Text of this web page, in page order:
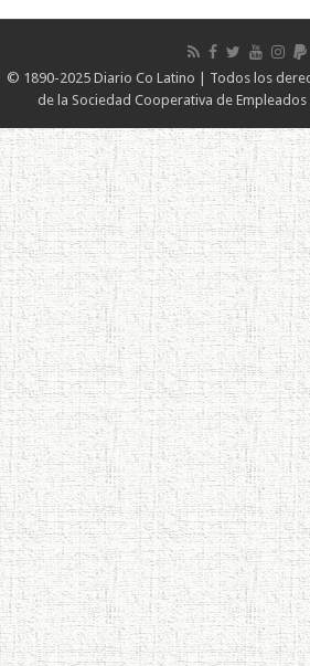
© 1890-2025 Diario Co Latino | Todos los
de la Sociedad Cooperativa de Empleados